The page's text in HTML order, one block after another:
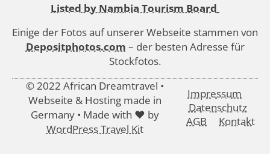
Listed by Nambia Tourism Board
Einige der Fotos auf unserer Webseite stammen von
Depositphotos.com – der besten Adresse für
Stockfotos.
© 2022 African Dreamtravel •
Webseite & Hosting made in
Germany • Made with ♥ by
WordPress Travel Kit
Impressum
Datenschutz
AGB
Kontakt